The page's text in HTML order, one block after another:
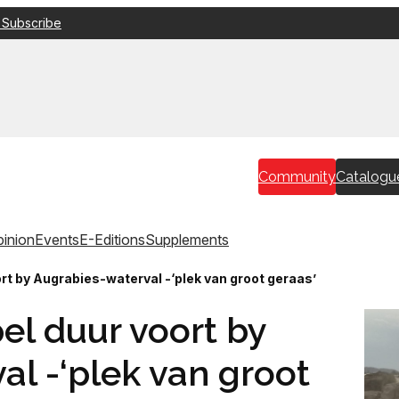
Community
EventsE-EditionsSupplements
by Augrabies-waterval -‘plek van groot geraas’
duur voort by
-‘plek van groot